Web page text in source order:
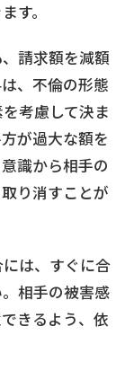
す。
請求額を減額
、不倫の形態
考慮して決ま
が過大な額を
識から相手の
り消すことが
は、すぐに合
相手の被害感
きるよう、依